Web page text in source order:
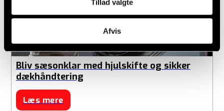
Tillad valgte
Afvis
Bliv sæsonklar med hjulskifte og sikker
dækhåndtering
Læs mere